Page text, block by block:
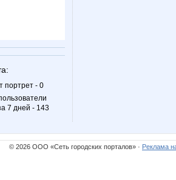
портрет - 0
7 дней - 143
© 2026 ООО «Сеть городских порталов» · Реклама